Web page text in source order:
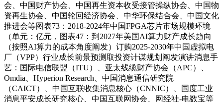
会、中国财产协会、中国再生资本收受接管操纵协会、中国物
资再生协会、中国轮回经济协会、中华环保结合会、中国文化
推进会等图表73：2018-2024年中国FPGA芯片市场规模环境
（单元：亿元，图表47：到2027年美国AI算力财产成长趋向
（按照AI算力的成本角度阐发）订购2025-2030年中国虚拟电
厂（VPP）行业成长前景预测取投资计谋规划阐发演讲消息手
艺：国际电信联盟（ITU）、亚太线缆财产协会（APC）、
Omdia、Hyperion Research、中国消息通信研究院
（CAICT）、中国互联收集消息核心（CNNIC）、国度工业
消息平安成长研究核心、中国互联网协会、网经社-电数宝等